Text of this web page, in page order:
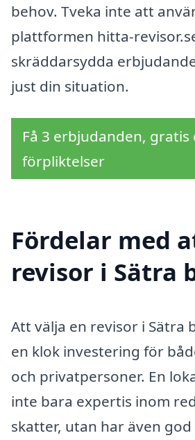
behov. Tveka inte att
plattformen hitta-
skräddarsydda
just din situation.
Få 3 erbjudanden, gratis
förpliktelser
Fördelar med
revisor i Sätra
Att välja en revisor i Sätra
en klok investering för
och privatpersoner. En
inte bara expertis inom
skatter, utan har även